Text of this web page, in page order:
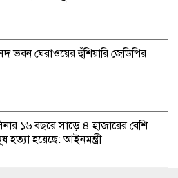
ভবন ঘেরাওয়ের হুঁশিয়ারি জেডিপির
১৬ বছরে সাড়ে ৪ হাজারের বেশি
হত্যা হয়েছে: আইনমন্ত্রী